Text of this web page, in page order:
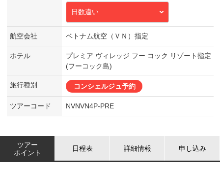
日数違い
航空会社 ベトナム航空（ＶＮ）指定
ホテル
プレミア ヴィレッジ フー コック リゾート指定
(フーコック島)
旅行種別 コンシェルジュ予約
ツアーコード NVNVN4P-PRE
ツアー
ポイント
日程表 詳細情報 申し込み